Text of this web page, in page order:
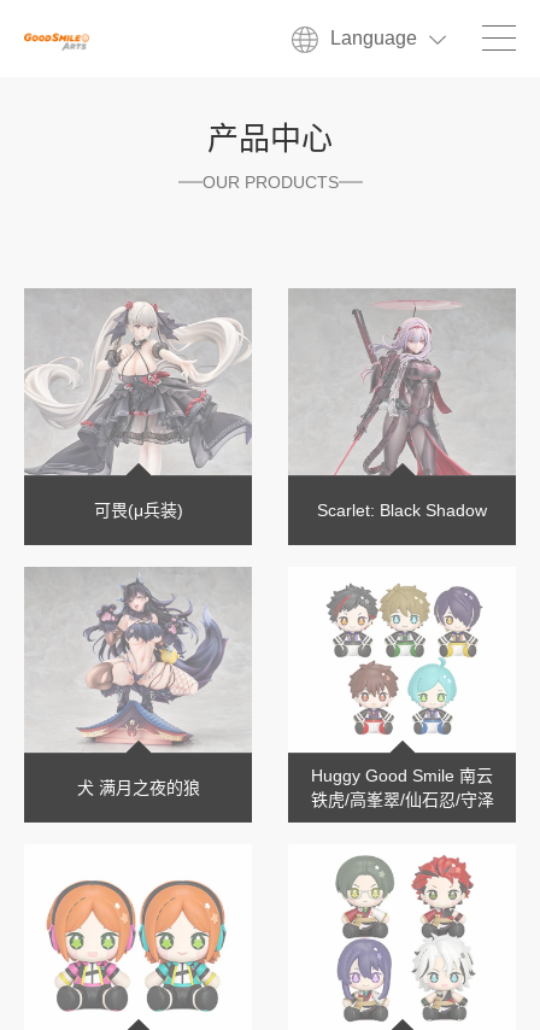
Language
产品中心
OUR PRODUCTS
可畏(μ兵装) Scarlet: Black Shadow
犬 满月之夜的狼
Huggy Good Smile 南云
铁虎/高峯翠/仙石忍/守泽
千秋/深海奏汰